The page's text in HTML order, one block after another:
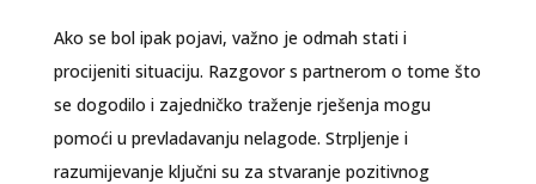
Ako se bol ipak pojavi, važno je odmah stati i
procijeniti situaciju. Razgovor s partnerom o tome što
se dogodilo i zajedničko traženje rješenja mogu
pomoći u prevladavanju nelagode. Strpljenje i
razumijevanje ključni su za stvaranje pozitivnog